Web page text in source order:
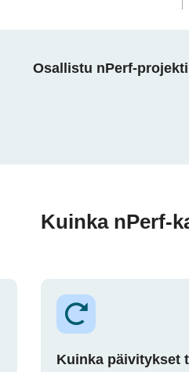
Osallistu nPerf-
Kuinka nPerf-
Kuinka päivitykset